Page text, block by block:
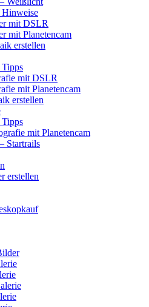
mit DSLR
mit Planetencam
erstellen
mit DSLR
mit Planetencam
erstellen
mit Planetencam
Startrails
erstellen